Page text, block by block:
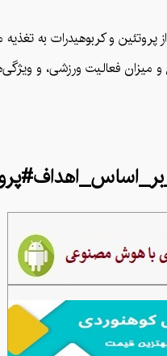
و کربوهیدرات به
و میزان فعالیت ورزشی، و